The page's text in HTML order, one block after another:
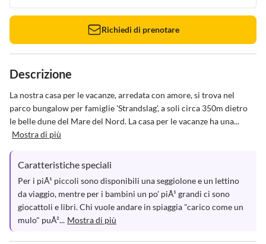
Richiedi di prenotare
Descrizione
La nostra casa per le vacanze, arredata con amore, si trova nel
parco bungalow per famiglie 'Strandslag', a soli circa 350m dietro
le belle dune del Mare del Nord. La casa per le vacanze ha una...
Mostra di più
Caratteristiche speciali
Per i piÃ¹ piccoli sono disponibili una seggiolone e un lettino
da viaggio, mentre per i bambini un po' piÃ¹ grandi ci sono
giocattoli e libri. Chi vuole andare in spiaggia "carico come un
mulo" puÃ²... Mostra di più